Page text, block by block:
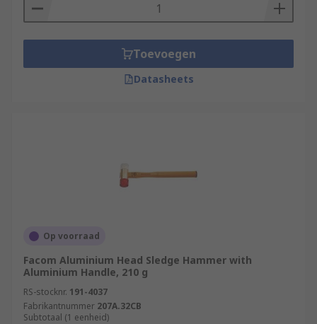
Toevoegen
Datasheets
Op voorraad
Facom Aluminium Head Sledge Hammer with
Aluminium Handle, 210 g
RS-stocknr. 191-4037
Fabrikantnummer 207A.32CB
Subtotaal (1 eenheid)